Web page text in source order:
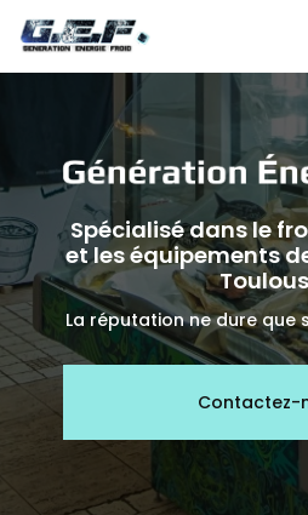
au
contenu
principal
Spécialisé dans le
et les équipements
La réputation ne dure que
Contactez-